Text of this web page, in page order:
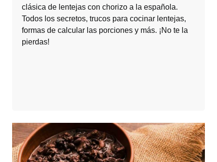
clásica de lentejas con chorizo a la española.
Todos los secretos, trucos para cocinar lentejas,
formas de calcular las porciones y más. ¡No te la
pierdas!